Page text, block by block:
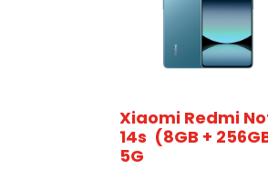
Xiaomi Redmi
14s (8GB +
5G